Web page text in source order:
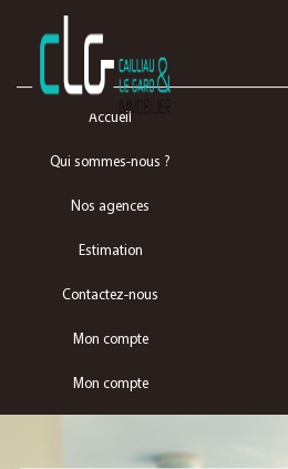
Accueil
Qui sommes-nous ?
Nos agences
Estimation
Contactez-nous
Mon compte
Mon compte